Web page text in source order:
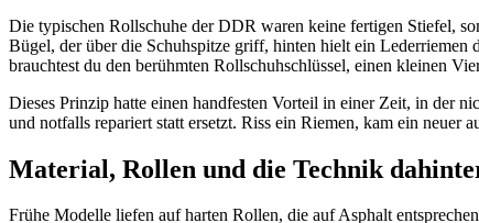
Die typischen Rollschuhe der DDR waren keine fertigen Stiefel,
Bügel, der über die Schuhspitze griff, hinten hielt ein Lederriemen
brauchtest du den berühmten Rollschuhschlüssel, einen kleinen
Dieses Prinzip hatte einen handfesten Vorteil in einer Zeit, in der
und notfalls repariert statt ersetzt. Riss ein Riemen, kam ein neuer
Material, Rollen und die Technik
Frühe Modelle liefen auf harten Rollen, die auf Asphalt